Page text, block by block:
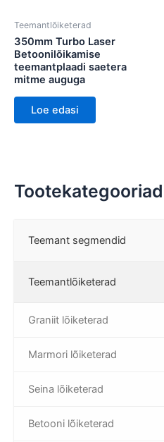
Teemantlõiketerad
350mm Turbo Laser
Betoonilõikamise
teemantplaadi saetera
mitme auguga
Loe edasi
Tootekategooriad
Teemant segmendid
Teemantlõiketerad
Graniit lõiketerad
Marmori lõiketerad
Seina lõiketerad
Betooni lõiketerad